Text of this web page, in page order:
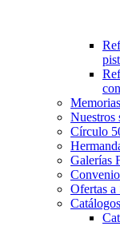
Nuestros
Círculo
Galerías
Ofertas a